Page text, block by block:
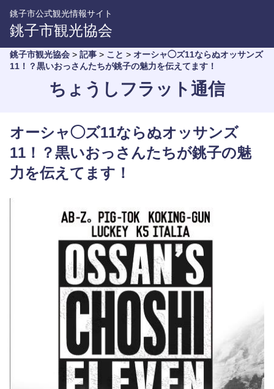
銚子市公式観光情報サイト
銚子市観光協会
銚子市観光協会 > 記事 > こと > オーシャ◯ズ11ならぬオッサンズ
11！？黒いおっさんたちが銚子の魅力を伝えてます！
ちょうしフラット通信
オーシャ◯ズ11ならぬオッサンズ
11！？黒いおっさんたちが銚子の魅
力を伝えてます！